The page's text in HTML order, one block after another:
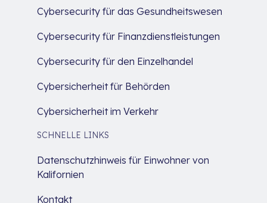
Cybersecurity für das Gesundheitswesen
Cybersecurity für Finanzdienstleistungen
Cybersecurity für den Einzelhandel
Cybersicherheit für Behörden
Cybersicherheit im Verkehr
SCHNELLE LINKS
Datenschutzhinweis für Einwohner von
Kalifornien
Kontakt